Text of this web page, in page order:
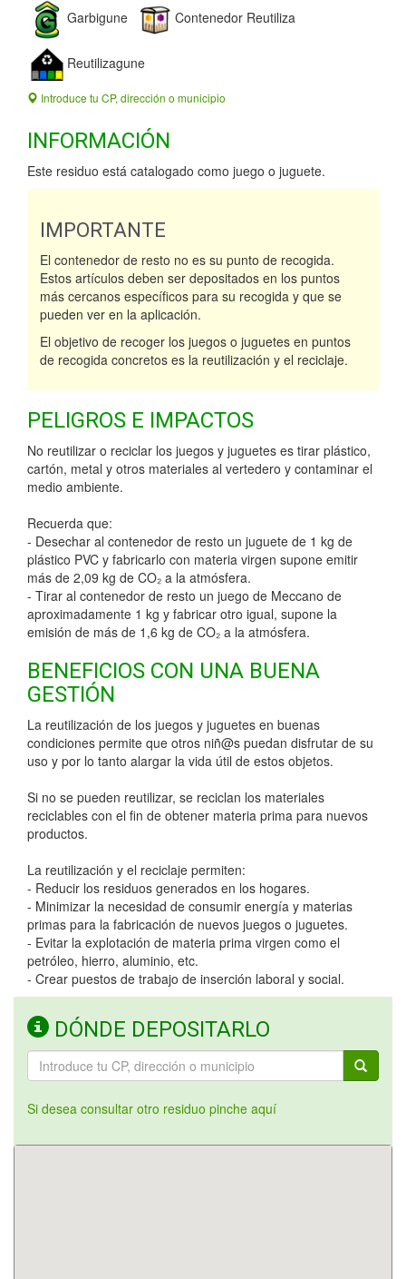
Garbigune Contenedor Reutiliza
Reutilizagune
Introduce tu CP, dirección o municipio
INFORMACIÓN
Este residuo está catalogado como juego o juguete.
IMPORTANTE
El contenedor de resto no es su punto de recogida.
Estos artículos deben ser depositados en los puntos
más cercanos específicos para su recogida y que se
pueden ver en la aplicación.
El objetivo de recoger los juegos o juguetes en puntos
de recogida concretos es la reutilización y el reciclaje.
PELIGROS E IMPACTOS
No reutilizar o reciclar los juegos y juguetes es tirar plástico,
cartón, metal y otros materiales al vertedero y contaminar el
medio ambiente.
Recuerda que:
- Desechar al contenedor de resto un juguete de 1 kg de
plástico PVC y fabricarlo con materia virgen supone emitir
más de 2,09 kg de CO₂ a la atmósfera.
- Tirar al contenedor de resto un juego de Meccano de
aproximadamente 1 kg y fabricar otro igual, supone la
emisión de más de 1,6 kg de CO₂ a la atmósfera.
BENEFICIOS CON UNA BUENA
GESTIÓN
La reutilización de los juegos y juguetes en buenas
condiciones permite que otros niñ@s puedan disfrutar de su
uso y por lo tanto alargar la vida útil de estos objetos.
Si no se pueden reutilizar, se reciclan los materiales
reciclables con el fin de obtener materia prima para nuevos
productos.
La reutilización y el reciclaje permiten:
- Reducir los residuos generados en los hogares.
- Minimizar la necesidad de consumir energía y materias
primas para la fabricación de nuevos juegos o juguetes.
- Evitar la explotación de materia prima virgen como el
petróleo, hierro, aluminio, etc.
- Crear puestos de trabajo de inserción laboral y social.
DÓNDE DEPOSITARLO
Si desea consultar otro residuo pinche aquí